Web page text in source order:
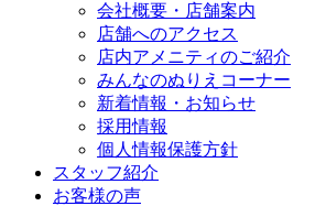
会社概要・店舗案内
店舗へのアクセス
店内アメニティのご紹介
みんなのぬりえコーナー
新着情報・お知らせ
採用情報
個人情報保護方針
スタッフ紹介
お客様の声